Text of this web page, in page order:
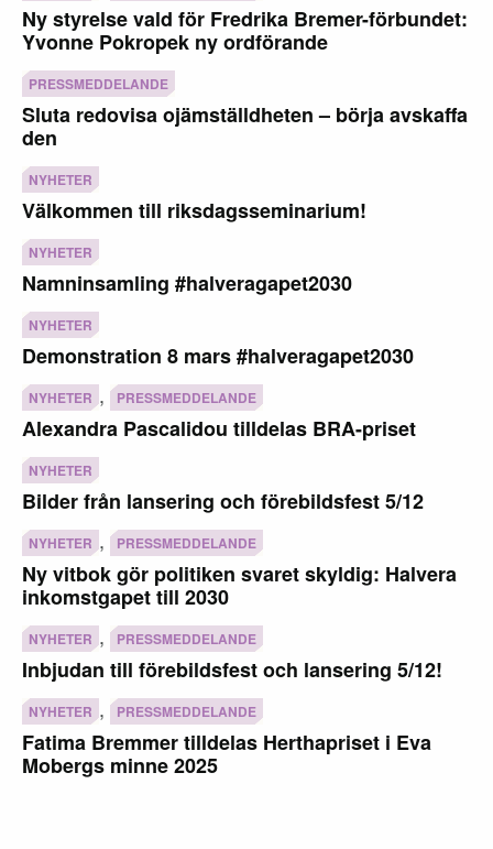
Ny styrelse vald för Fredrika Bremer-förbundet:
Yvonne Pokropek ny ordförande
PRESSMEDDELANDE
Sluta redovisa ojämställdheten – börja avskaffa
den
NYHETER
Välkommen till riksdagsseminarium!
NYHETER
Namninsamling #halveragapet2030
NYHETER
Demonstration 8 mars #halveragapet2030
NYHETER , PRESSMEDDELANDE
Alexandra Pascalidou tilldelas BRA-priset
NYHETER
Bilder från lansering och förebildsfest 5/12
NYHETER , PRESSMEDDELANDE
Ny vitbok gör politiken svaret skyldig: Halvera
inkomstgapet till 2030
NYHETER , PRESSMEDDELANDE
Inbjudan till förebildsfest och lansering 5/12!
NYHETER , PRESSMEDDELANDE
Fatima Bremmer tilldelas Herthapriset i Eva
Mobergs minne 2025